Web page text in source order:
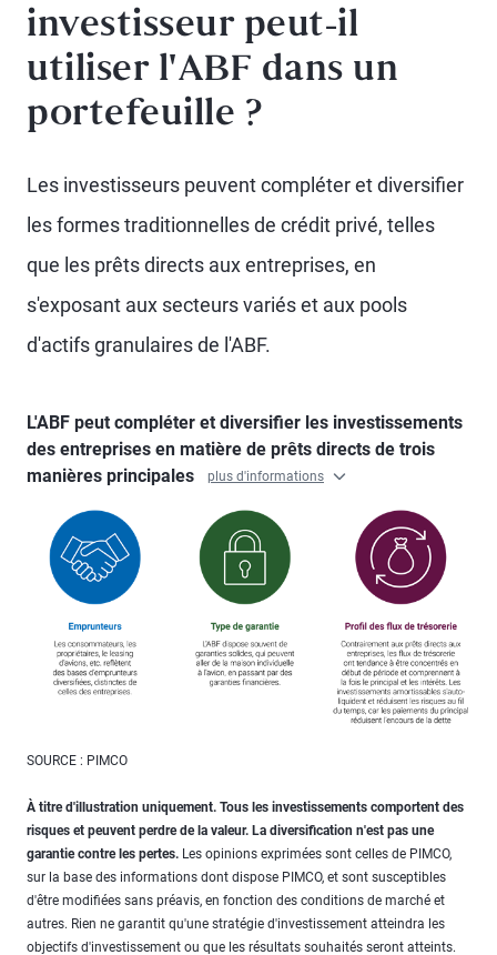
investisseur peut-il
utiliser l'ABF dans un
portefeuille ?
Les investisseurs peuvent compléter et diversifier
les formes traditionnelles de crédit privé, telles
que les prêts directs aux entreprises, en
s'exposant aux secteurs variés et aux pools
d'actifs granulaires de l'ABF.
L'ABF peut compléter et diversifier les investissements
des entreprises en matière de prêts directs de trois
manières principales
plus d'informations
SOURCE : PIMCO
À titre d'illustration uniquement. Tous les investissements comportent des
risques et peuvent perdre de la valeur. La diversification n'est pas une
garantie contre les pertes. Les opinions exprimées sont celles de PIMCO,
sur la base des informations dont dispose PIMCO, et sont susceptibles
d'être modifiées sans préavis, en fonction des conditions de marché et
autres. Rien ne garantit qu'une stratégie d'investissement atteindra les
objectifs d'investissement ou que les résultats souhaités seront atteints.